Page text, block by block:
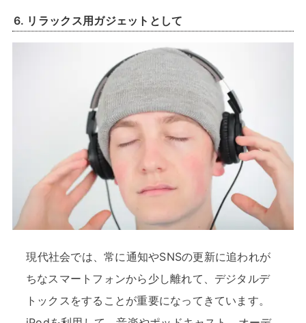
6. リラックス用ガジェットとして
現代社会では、常に通知やSNSの更新に追われが
ちなスマートフォンから少し離れて、デジタルデ
トックスをすることが重要になってきています。